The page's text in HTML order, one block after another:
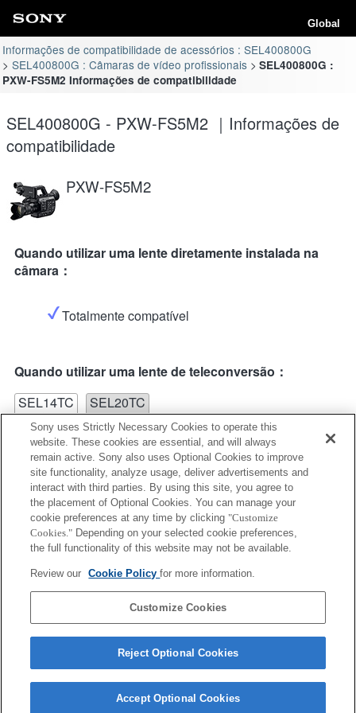
Global
Informações de compatibilidade de acessórios : SEL400800G
SEL400800G : Câmaras de vídeo profissionais
SEL400800G :
PXW-FS5M2 Informações de compatibilidade
SEL400800G - PXW-FS5M2 ｜Informações de
compatibilidade
PXW-FS5M2
Quando utilizar uma lente diretamente instalada na
câmara：
Totalmente compatível
Quando utilizar uma lente de teleconversão：
SEL14TC
SEL20TC
SEL14TC
Totalmente compatível
Contact Us
Sony uses Strictly Necessary Cookies to operate this
website. These cookies are essential, and will always
remain active. Sony also uses Optional Cookies to improve
site functionality, analyze usage, deliver advertisements and
interact with third parties. By using this site, you agree to
the placement of Optional Cookies. You can manage your
cookie preferences at any time by clicking "Customize
Cookies." Depending on your selected cookie preferences,
the full functionality of this website may not be available.
Review our Cookie Policyfor more information.
Customize Cookies
Reject Optional Cookies
Accept Optional Cookies